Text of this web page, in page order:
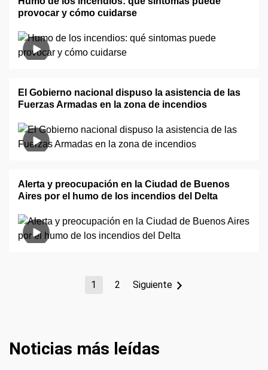
provocar y cómo cuidarse
El Gobierno nacional dispuso la asistencia de las
Fuerzas Armadas en la zona de incendios
Alerta y preocupación en la Ciudad de Buenos
Aires por el humo de los incendios del Delta
1 2 Siguiente
Noticias más leídas